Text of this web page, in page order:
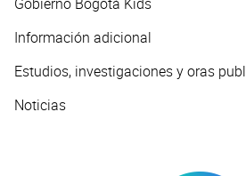
Información adicional
Estudios, investigaciones y oras
Noticias